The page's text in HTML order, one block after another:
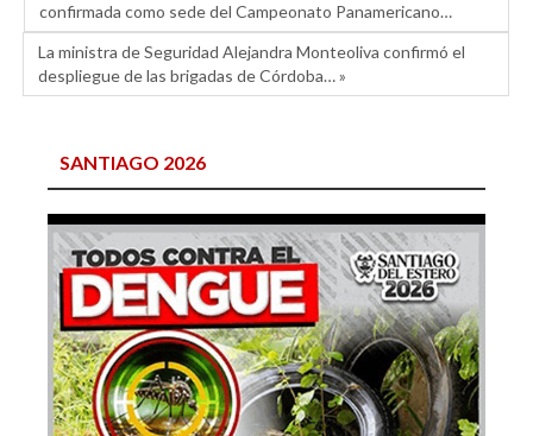
confirmada como sede del Campeonato Panamericano…
La ministra de Seguridad Alejandra Monteoliva confirmó el
despliegue de las brigadas de Córdoba… »
SANTIAGO 2026